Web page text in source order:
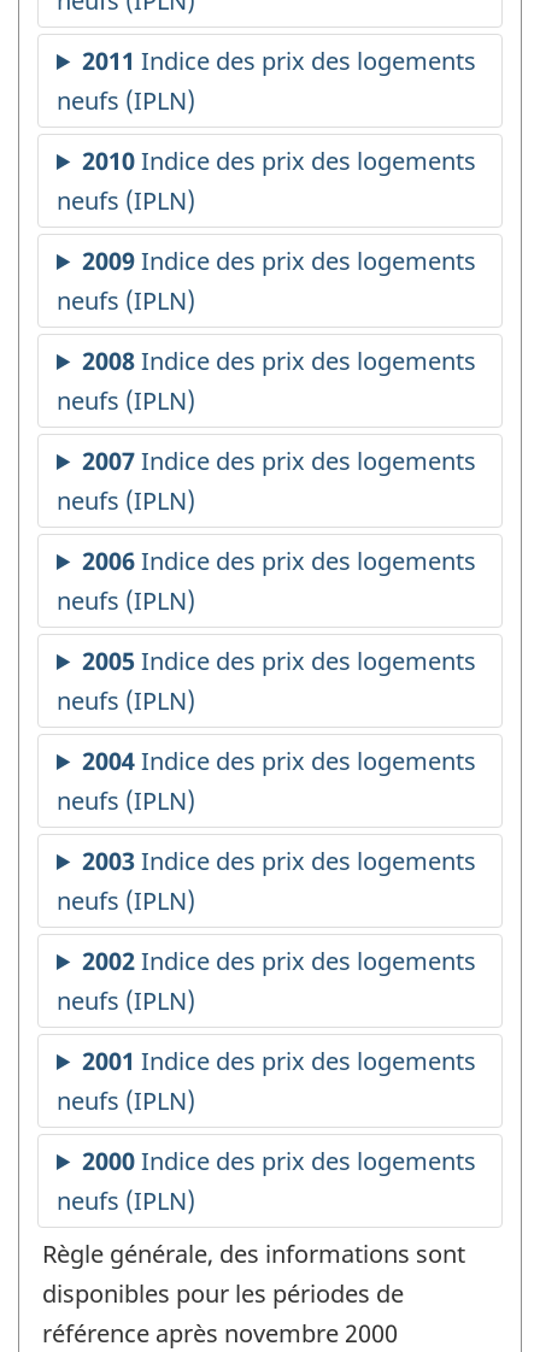
Règle générale, des informations sont
disponibles pour les périodes de
référence après novembre 2000